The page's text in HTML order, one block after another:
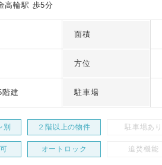
高輪駅 歩5分
面積
方位
階建 駐車場
別 ２階以上の物件 駐車場あり
オートロック 追焚機能